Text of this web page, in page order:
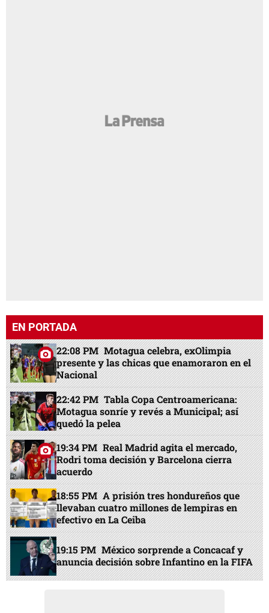
EN PORTADA
22:08 PM Motagua celebra, exOlimpia
presente y las chicas que enamoraron en el
Nacional
22:42 PM Tabla Copa Centroamericana:
Motagua sonríe y revés a Municipal; así
quedó la pelea
19:34 PM Real Madrid agita el mercado,
Rodri toma decisión y Barcelona cierra
acuerdo
18:55 PM A prisión tres hondureños que
llevaban cuatro millones de lempiras en
efectivo en La Ceiba
19:15 PM México sorprende a Concacaf y
anuncia decisión sobre Infantino en la FIFA